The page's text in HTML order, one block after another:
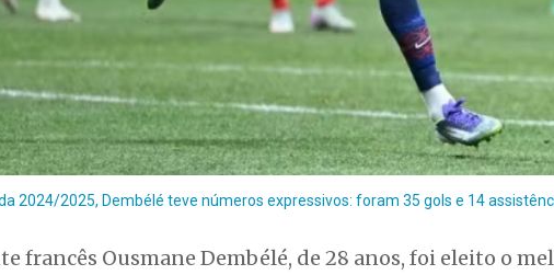
2024/2025, Dembélé teve números expressivos: foram 35 gols e 14
francês Ousmane Dembélé, de 28 anos, foi eleito o